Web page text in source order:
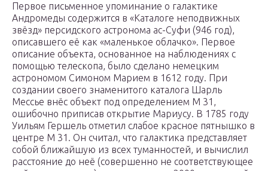
Первое письменное упоминание о галактике
Андромеды содержится в «Каталоге неподвижных
звёзд» персидского астронома ас-Суфи (946 год),
описавшего её как «маленькое облачко». Первое
описание объекта, основанное на наблюдениях с
помощью телескопа, было сделано немецким
астрономом Симоном Марием в 1612 году. При
создании своего знаменитого каталога Шарль
Мессье внёс объект под определением M 31,
ошибочно приписав открытие Мариусу. В 1785 году
Уильям Гершель отметил слабое красное пятнышко в
центре M 31. Он считал, что галактика представляет
собой ближайшую из всех туманностей, и вычислил
расстояние до неё (совершенно не соответствующее